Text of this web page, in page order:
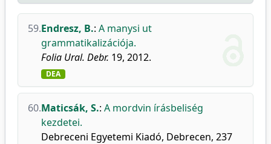
59.Endresz, B.: A manysi ut
grammatikalizációja.
Folia Ural. Debr. 19, 2012.
DEA
60.Maticsák, S.: A mordvin írásbeliség
kezdetei.
Debreceni Egyetemi Kiadó, Debrecen, 237